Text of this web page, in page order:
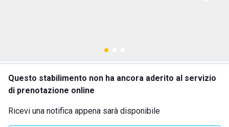
Questo stabilimento non ha ancora aderito al servizio
di prenotazione online
Ricevi una notifica appena sarà disponibile